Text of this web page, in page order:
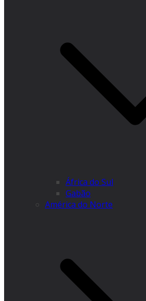
África do Sul
Gabão
América do Norte